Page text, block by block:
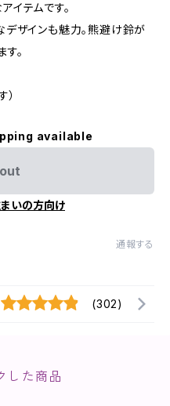
イテムです。
デザインも魅力。熊避け鈴が
。
available
いの方向け
通報する
(302)
した商品